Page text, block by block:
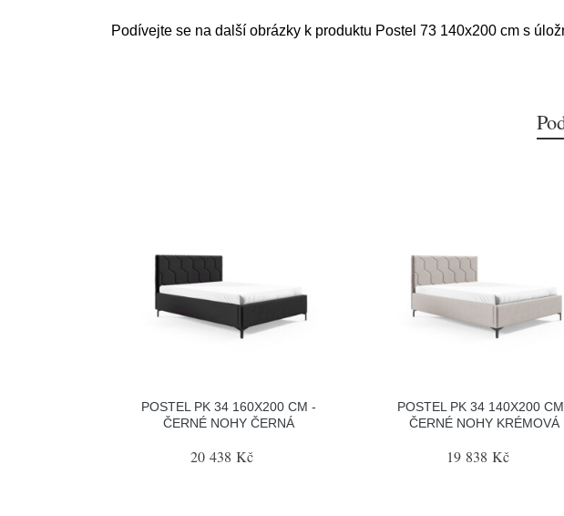
Podívejte se na další obrázky k produktu Postel 73 140x200 cm s
POSTEL PK 34 160X200 CM -
ČERNÉ NOHY ČERNÁ
20 438 Kč
POSTEL PK 34 140X200
ČERNÉ NOHY KRÉMOVÁ
19 838 Kč